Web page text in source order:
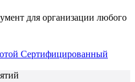
для организации любого
Сертифицированный